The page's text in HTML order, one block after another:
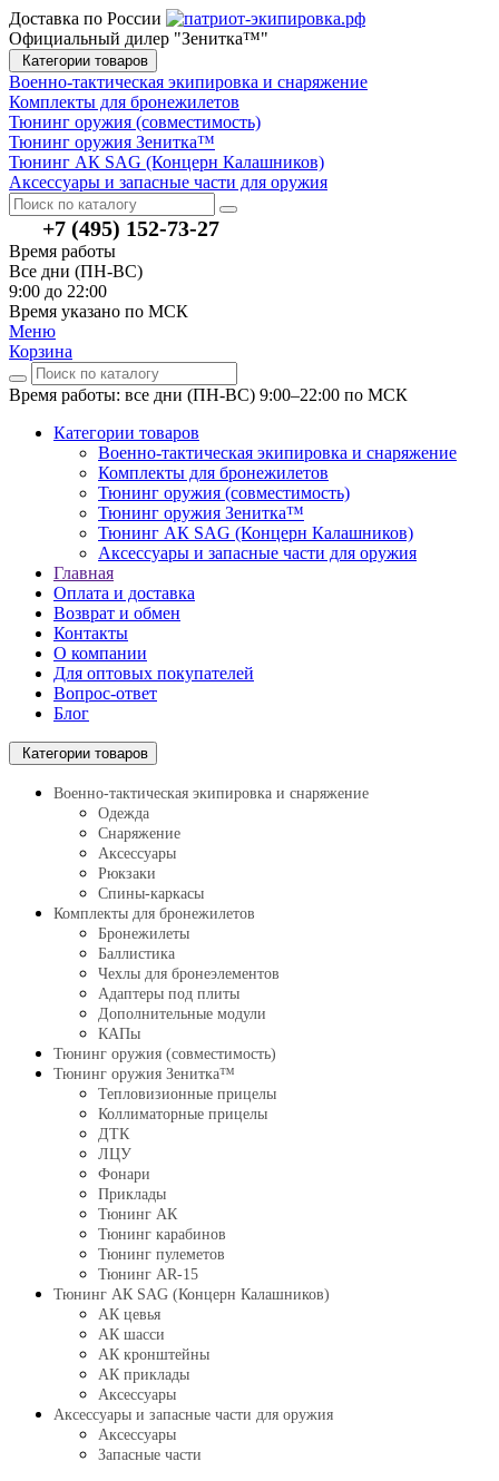
Доставка по России
Официальный дилер "Зенитка™"
Категории товаров
Военно-тактическая экипировка и снаряжение
Комплекты для бронежилетов
Тюнинг оружия (совместимость)
Тюнинг оружия Зенитка™
Тюнинг АК SAG (Концерн Калашников)
Аксессуары и запасные части для оружия
+7 (495) 152-73-27
Время работы
Все дни (ПН-ВС)
9:00 до 22:00
Время указано по МСК
Меню
Корзина
Время работы: все дни (ПН-ВС) 9:00–22:00 по МСК
Категории товаров
Военно-тактическая экипировка и снаряжение
Комплекты для бронежилетов
Тюнинг оружия (совместимость)
Тюнинг оружия Зенитка™
Тюнинг АК SAG (Концерн Калашников)
Аксессуары и запасные части для оружия
Главная
Оплата и доставка
Возврат и обмен
Контакты
О компании
Для оптовых покупателей
Вопрос-ответ
Блог
Категории товаров
Военно-тактическая экипировка и снаряжение
Одежда
Снаряжение
Аксессуары
Рюкзаки
Спины-каркасы
Комплекты для бронежилетов
Бронежилеты
Баллистика
Чехлы для бронеэлементов
Адаптеры под плиты
Дополнительные модули
КАПы
Тюнинг оружия (совместимость)
Тюнинг оружия Зенитка™
Тепловизионные прицелы
Коллиматорные прицелы
ДТК
ЛЦУ
Фонари
Приклады
Тюнинг АК
Тюнинг карабинов
Тюнинг пулеметов
Тюнинг AR-15
Тюнинг АК SAG (Концерн Калашников)
АК цевья
АК шасси
АК кронштейны
АК приклады
Аксессуары
Аксессуары и запасные части для оружия
Аксессуары
Запасные части